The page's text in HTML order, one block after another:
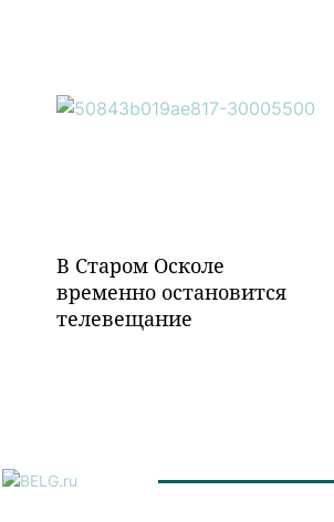
В Старом Осколе
временно остановится
телевещание